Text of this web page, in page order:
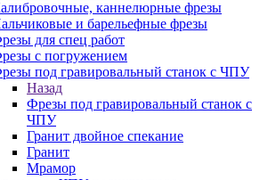
каннелюрные фрезы
и барельефные фрезы
для спец работ
с погружением
под гравировальный станок с ЧПУ
Назад
Фрезы под гравировальный станок с
ЧПУ
Гранит двойное спекание
Гранит
Мрамор